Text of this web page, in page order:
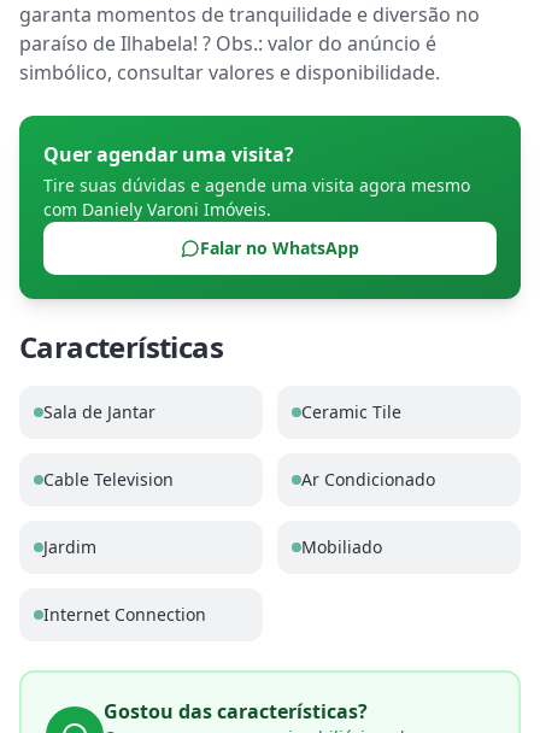
garanta momentos de tranquilidade e diversão no
paraíso de Ilhabela! ? Obs.: valor do anúncio é
simbólico, consultar valores e disponibilidade.
Quer agendar uma visita?
Tire suas dúvidas e agende uma visita agora mesmo
com Daniely Varoni Imóveis.
Falar no WhatsApp
Características
Sala de Jantar Ceramic Tile
Cable Television Ar Condicionado
Jardim Mobiliado
Internet Connection
Gostou das características?